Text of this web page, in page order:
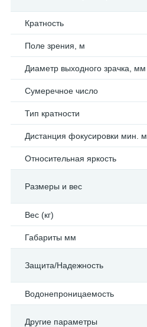
Кратность
Поле зрения, м
Диаметр выходного зрачка, мм
Сумеречное число
Тип кратности
Дистанция фокусировки мин. м.
Относительная яркость
Размеры и вес
Вес (кг)
Габариты мм
Защита/Надежность
Водонепроницаемость
Другие параметры